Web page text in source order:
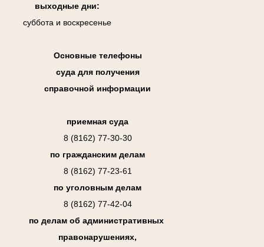
выходные дни:
суббота и воскресенье
Основные телефоны
суда для получения
справочной информации
приемная суда
8 (8162) 77-30-30
по гражданским делам
8 (8162) 77-23-61
по уголовным делам
8 (8162) 77-42-04
по делам об административных
правонарушениях,